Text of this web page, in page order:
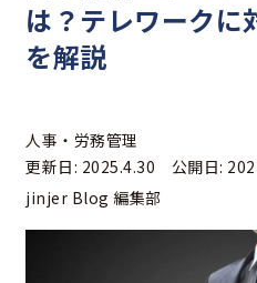
は？テレワークに
を解説
人事・労務管理
更新日: 2025.4.30 公開日:
jinjer Blog 編集部